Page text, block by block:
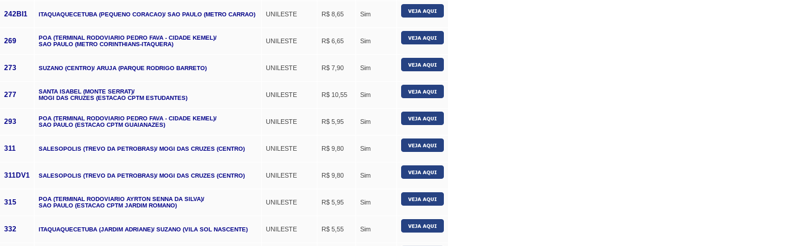
242BI1 ITAQUAQUECETUBA (PEQUENO CORACAO)/ SAO PAULO (METRO CARRAO) UNILESTE R$ 8,65 Sim
269
POA (TERMINAL RODOVIARIO PEDRO FAVA - CIDADE KEMEL)/
SAO PAULO (METRO CORINTHIANS-ITAQUERA)
UNILESTE R$ 6,65 Sim
273 SUZANO (CENTRO)/ ARUJA (PARQUE RODRIGO BARRETO) UNILESTE R$ 7,90 Sim
277
SANTA ISABEL (MONTE SERRAT)/
MOGI DAS CRUZES (ESTACAO CPTM ESTUDANTES)
UNILESTE R$ 10,55 Sim
293
POA (TERMINAL RODOVIARIO PEDRO FAVA - CIDADE KEMEL)/
SAO PAULO (ESTACAO CPTM GUAIANAZES)
UNILESTE R$ 5,95 Sim
311 SALESOPOLIS (TREVO DA PETROBRAS)/ MOGI DAS CRUZES (CENTRO) UNILESTE R$ 9,80 Sim
311DV1 SALESOPOLIS (TREVO DA PETROBRAS)/ MOGI DAS CRUZES (CENTRO) UNILESTE R$ 9,80 Sim
315
POA (TERMINAL RODOVIARIO AYRTON SENNA DA SILVA)/
SAO PAULO (ESTACAO CPTM JARDIM ROMANO)
UNILESTE R$ 5,95 Sim
332 ITAQUAQUECETUBA (JARDIM ADRIANE)/ SUZANO (VILA SOL NASCENTE) UNILESTE R$ 5,55 Sim